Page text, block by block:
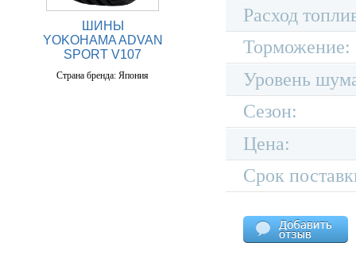
ШИНЫ
YOKOHAMA ADVAN
SPORT V107
Страна бренда: Япония
Расход
Торможение:
Уровень
Сезон:
Цена:
Срок